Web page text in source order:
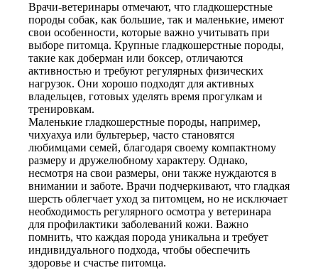
Врачи-ветеринары отмечают, что гладкошерстные
породы собак, как большие, так и маленькие, имеют
свои особенности, которые важно учитывать при
выборе питомца. Крупные гладкошерстные породы,
такие как доберман или боксер, отличаются
активностью и требуют регулярных физических
нагрузок. Они хорошо подходят для активных
владельцев, готовых уделять время прогулкам и
тренировкам.
Маленькие гладкошерстные породы, например,
чихуахуа или бультерьер, часто становятся
любимцами семей, благодаря своему компактному
размеру и дружелюбному характеру. Однако,
несмотря на свои размеры, они также нуждаются в
внимании и заботе. Врачи подчеркивают, что гладкая
шерсть облегчает уход за питомцем, но не исключает
необходимость регулярного осмотра у ветеринара
для профилактики заболеваний кожи. Важно
помнить, что каждая порода уникальна и требует
индивидуального подхода, чтобы обеспечить
здоровье и счастье питомца.